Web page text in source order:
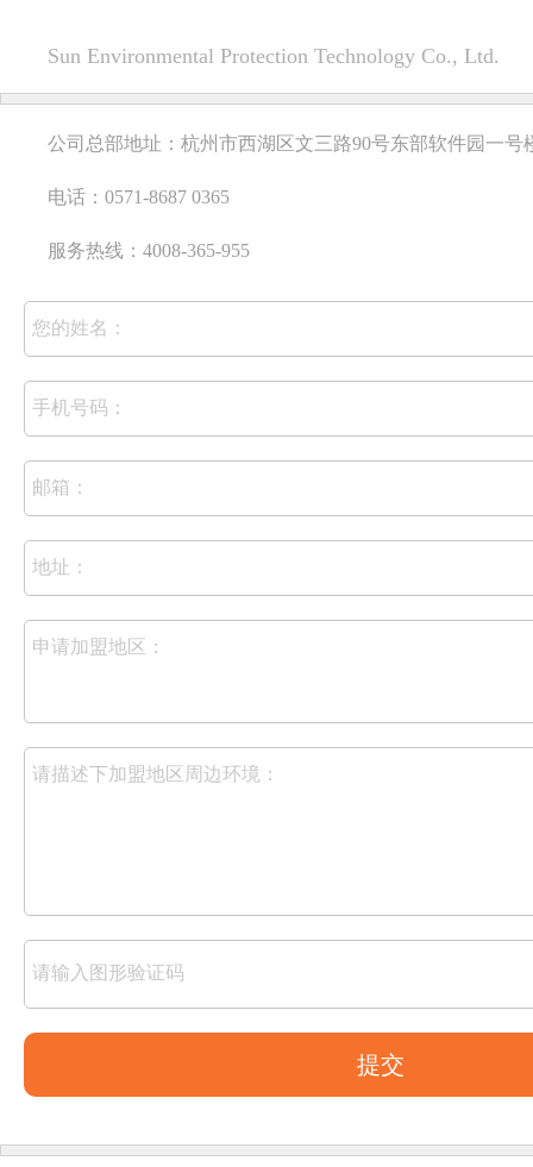
Sun Environmental Protection Technology Co., Ltd.
公司总部地址：杭州市西湖区文三路90号东部软件园一号
电话：0571-8687 0365
服务热线：4008-365-955
您的姓名：
手机号码：
邮箱：
地址：
申请加盟地区：
请描述下加盟地区周边环境：
请输入图形验证码